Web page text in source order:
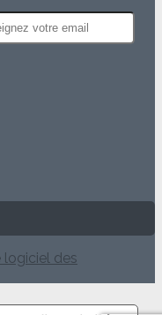
logiciel des